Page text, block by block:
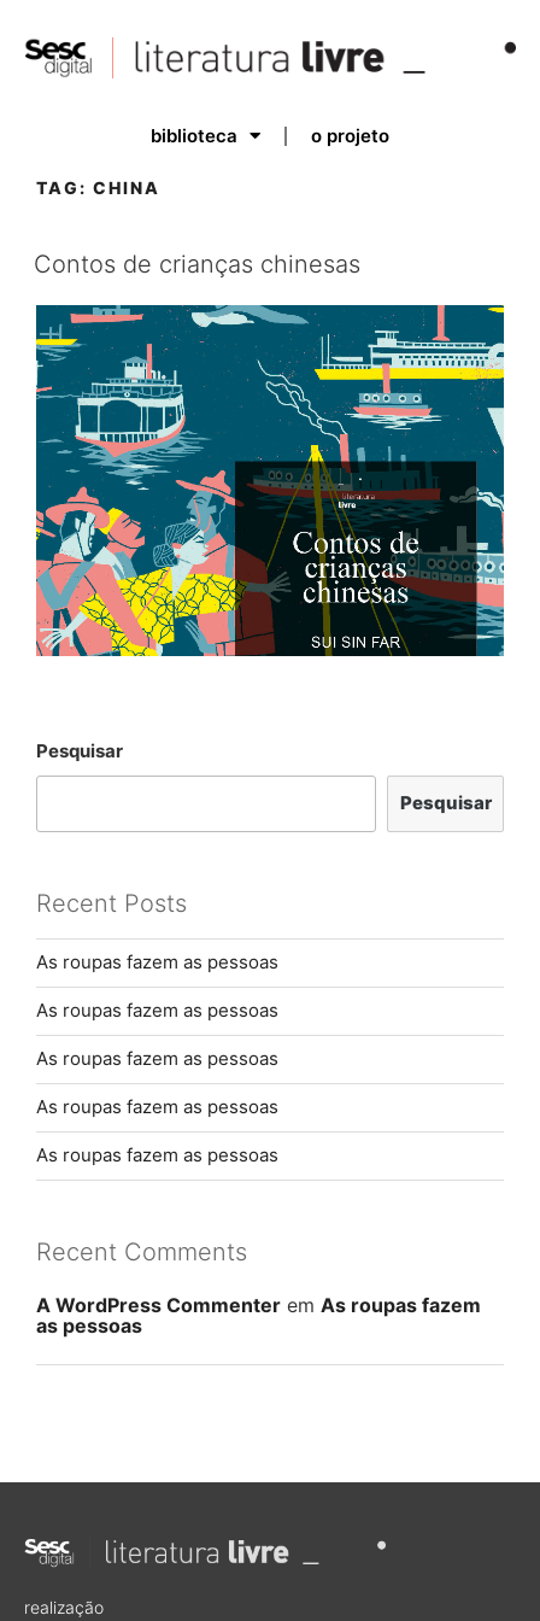
biblioteca o projeto
TAG: CHINA
Contos de crianças chinesas
Pesquisar
Pesquisar
Recent Posts
As roupas fazem as pessoas
As roupas fazem as pessoas
As roupas fazem as pessoas
As roupas fazem as pessoas
As roupas fazem as pessoas
Recent Comments
A WordPress Commenter em As roupas fazem
as pessoas
realização